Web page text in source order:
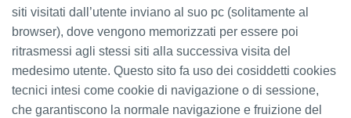
siti visitati dall’utente inviano al suo pc (solitamente al
browser), dove vengono memorizzati per essere poi
ritrasmessi agli stessi siti alla successiva visita del
medesimo utente. Questo sito fa uso dei cosiddetti cookies
tecnici intesi come cookie di navigazione o di sessione,
che garantiscono la normale navigazione e fruizione del